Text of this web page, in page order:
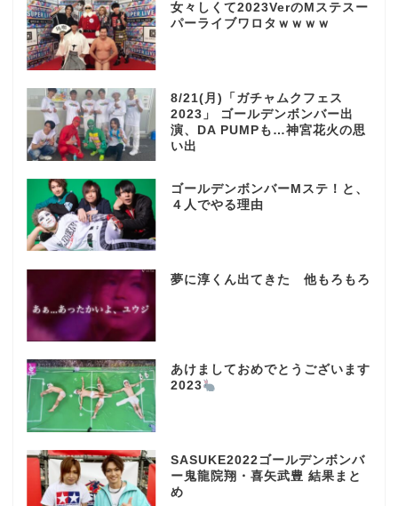
女々しくて2023VerのMステスー
パーライブワロタｗｗｗｗ
8/21(月)「ガチャムクフェス
2023」 ゴールデンボンバー出
演、DA PUMPも…神宮花火の思
い出
ゴールデンボンバーMステ！と、
４人でやる理由
夢に淳くん出てきた 他もろもろ
あけましておめでとうございます
2023
SASUKE2022ゴールデンボンバ
ー鬼龍院翔・喜矢武豊 結果まと
め